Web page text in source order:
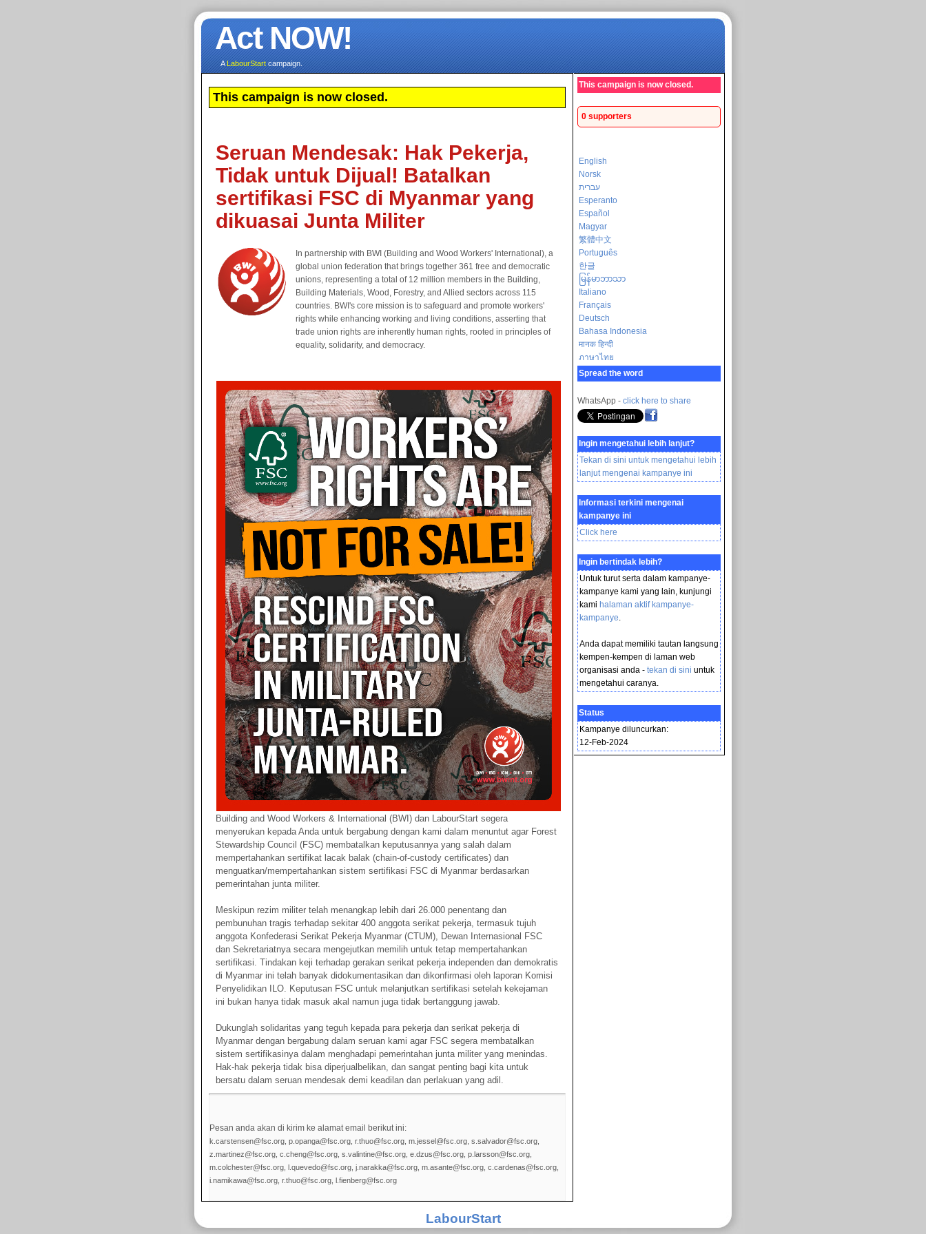
Act NOW!
ALabourStartcampaign.
This campaign is now closed.
Seruan Mendesak: Hak Pekerja,
Tidak untuk Dijual! Batalkan
sertifikasi FSC di Myanmar yang
dikuasai Junta Militer
In partnership with BWI (Building and Wood Workers' International), a
global union federation that brings together 361 free and democratic
unions, representing a total of 12 million members in the Building,
Building Materials, Wood, Forestry, and Allied sectors across 115
countries. BWI's core mission is to safeguard and promote workers'
rights while enhancing working and living conditions, asserting that
trade union rights are inherently human rights, rooted in principles of
equality, solidarity, and democracy.
Building and Wood Workers & International (BWI) dan LabourStart segera
menyerukan kepada Anda untuk bergabung dengan kami dalam menuntut agar Forest
Stewardship Council (FSC) membatalkan keputusannya yang salah dalam
mempertahankan sertifikat lacak balak (chain-of-custody certificates) dan
menguatkan/mempertahankan sistem sertifikasi FSC di Myanmar berdasarkan
pemerintahan junta militer.
Meskipun rezim militer telah menangkap lebih dari 26.000 penentang dan
pembunuhan tragis terhadap sekitar 400 anggota serikat pekerja, termasuk tujuh
anggota Konfederasi Serikat Pekerja Myanmar (CTUM), Dewan Internasional FSC
dan Sekretariatnya secara mengejutkan memilih untuk tetap mempertahankan
sertifikasi. Tindakan keji terhadap gerakan serikat pekerja independen dan demokratis
di Myanmar ini telah banyak didokumentasikan dan dikonfirmasi oleh laporan Komisi
Penyelidikan ILO. Keputusan FSC untuk melanjutkan sertifikasi setelah kekejaman
ini bukan hanya tidak masuk akal namun juga tidak bertanggung jawab.
Dukunglah solidaritas yang teguh kepada para pekerja dan serikat pekerja di
Myanmar dengan bergabung dalam seruan kami agar FSC segera membatalkan
sistem sertifikasinya dalam menghadapi pemerintahan junta militer yang menindas.
Hak-hak pekerja tidak bisa diperjualbelikan, dan sangat penting bagi kita untuk
bersatu dalam seruan mendesak demi keadilan dan perlakuan yang adil.
Pesan anda akan di kirim ke alamat email berikut ini:
k.carstensen@fsc.org, p.opanga@fsc.org, r.thuo@fsc.org, m.jessel@fsc.org, s.salvador@fsc.org,
z.martinez@fsc.org, c.cheng@fsc.org, s.valintine@fsc.org, e.dzus@fsc.org, p.larsson@fsc.org,
m.colchester@fsc.org, l.quevedo@fsc.org, j.narakka@fsc.org, m.asante@fsc.org, c.cardenas@fsc.org,
i.namikawa@fsc.org, r.thuo@fsc.org, l.fienberg@fsc.org
This campaign is now closed.
0 supporters
English
Norsk
עברית
Esperanto
Español
Magyar
繁體中文
Português
한글
မြန်မာဘာသာ
Italiano
Français
Deutsch
Bahasa Indonesia
मानक हिन्दी
ภาษาไทย
Spread the word
WhatsApp - click here to share
Ingin mengetahui lebih lanjut?
Tekan di sini untuk mengetahui lebih
lanjut mengenai kampanye ini
Informasi terkini mengenai
kampanye ini
Click here
Ingin bertindak lebih?
Untuk turut serta dalam kampanye-
kampanye kami yang lain, kunjungi
kami halaman aktif kampanye-
kampanye.
Anda dapat memiliki tautan langsung
kempen-kempen di laman web
organisasi anda - tekan di sini untuk
mengetahui caranya.
Status
Kampanye diluncurkan:
12-Feb-2024
LabourStart